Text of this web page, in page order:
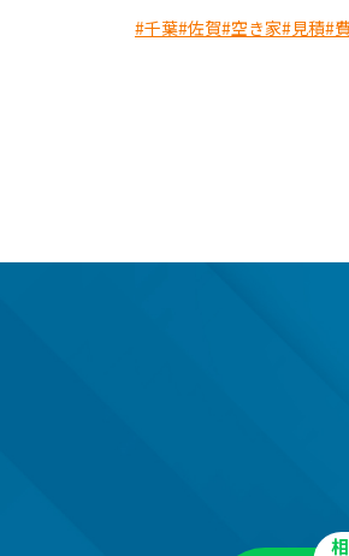
#千葉#佐賀#空き家#見積#